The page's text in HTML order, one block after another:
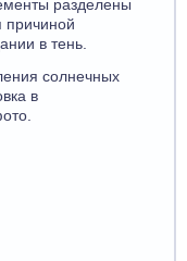
разделены
причиной
в тень.
солнечных
в